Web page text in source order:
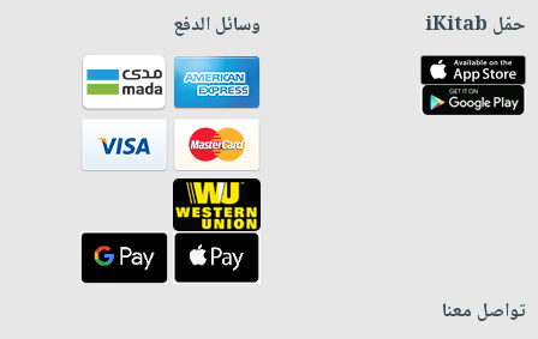
حمّل iKitab وسائل الدفع
تواصل معنا